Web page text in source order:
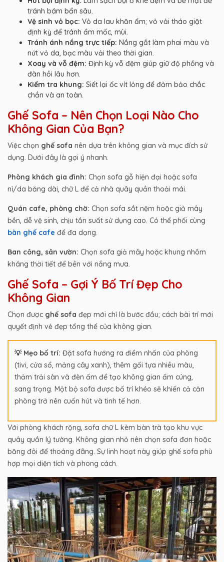
tránh bám bẩn sâu.
Vệ sinh vỏ bọc: Vỏ da lau khăn ẩm; vỏ vải tháo giặt
định kỳ để tránh ẩm mốc, mùi.
Tránh ánh nắng trực tiếp: Nắng gắt làm phai màu và
nứt vỏ da, bạc màu vải theo thời gian.
Xoay và vỗ đệm: Định kỳ vỗ đệm giúp giữ độ phồng và
đàn hồi lâu hơn.
Kiểm tra khung: Siết lại ốc vít lỏng để đảm bảo chắc
chắn và an toàn.
Ghế Sofa – Nên Chọn Loại Nào Cho
Không Gian Của Bạn?
Việc chọn ghế sofa nên dựa trên không gian và mục đích sử
dụng. Dưới đây là gợi ý nhanh.
Phòng khách gia đình: Chọn sofa gỗ hiện đại hoặc sofa
nỉ/da băng dài, chữ L để cả nhà quây quần thoải mái.
Quán cafe, phòng chờ: Chọn sofa sắt nệm hoặc giả mây
bền, dễ vệ sinh, chịu tần suất sử dụng cao. Có thể phối cùng
bàn ghế cafe để đa dạng.
Ban công, sân vườn: Chọn sofa giả mây hoặc khung nhôm
kháng thời tiết để bền với nắng mưa.
Ghế Sofa – Gợi Ý Bố Trí Đẹp Cho
Không Gian
Chọn được ghế sofa đẹp mới chỉ là bước đầu; cách bài trí mới
quyết định vẻ đẹp tổng thể của không gian.
💡 Mẹo bố trí: Đặt sofa hướng ra điểm nhấn của phòng
(tivi, cửa sổ, mảng cây xanh), thêm gối tựa nhiều màu,
thảm trải sàn và đèn ấm để tạo không gian ấm cúng,
sang trọng. Một bộ sofa được bố trí khéo sẽ khiến cả căn
phòng trở nên cuốn hút và tinh tế hơn.
Với phòng khách rộng, sofa chữ L kèm bàn trà tạo khu vực
quây quần lý tưởng. Không gian nhỏ nên chọn sofa đơn hoặc
băng đôi để thoáng đãng. Sự linh hoạt này giúp ghế sofa phù
hợp mọi diện tích và phong cách.